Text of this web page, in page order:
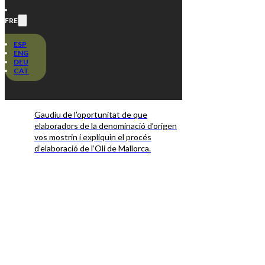
FRE
ESP
ENG
DEU
CAT
huile d'olive
vierge extra
Gaudiu de l’oportunitat de que
elaboradors de la denominació d’origen
vos mostrin i expliquin el procés
d’elaboració de l’Oli de Mallorca.